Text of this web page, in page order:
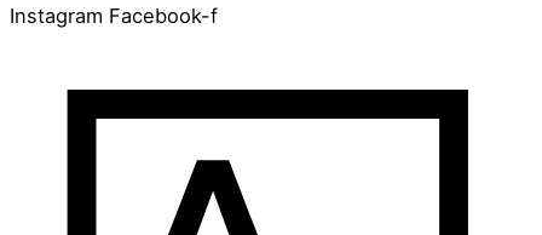
Instagram Facebook-f